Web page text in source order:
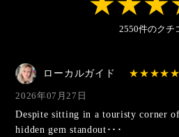
2550件のクチ
ローカルガイド
2026年07月27日
Despite sitting in a touristy corner
hidden gem standout･･･